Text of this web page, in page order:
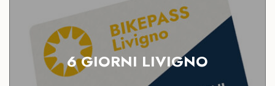
6 GIORNI LIVIGNO